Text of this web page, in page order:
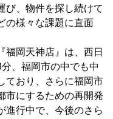
び、物件を探し続けて
の様々な課題に直面
岡天神店』は、西日
、福岡市の中でも中
ており、さらに福岡市
市にするための再開発
進行中で、今後のさら